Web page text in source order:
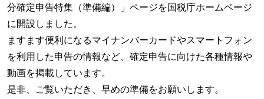
分確定申告特集（準備編）」ページを国税庁ホームページ
に開設しました。
ますます便利になるマイナンバーカードやスマートフォン
を利用した申告の情報など、確定申告に向けた各種情報や
動画を掲載しています。
是非、ご覧いただき、早めの準備をお願いします。